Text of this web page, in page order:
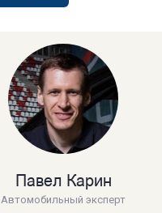
Павел Карин
Автомобильный эксперт